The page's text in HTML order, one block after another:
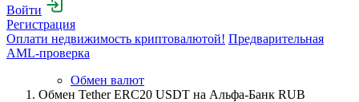
Войти
Регистрация
Оплати недвижимость криптовалютой! Предварительная
AML-проверка
Обмен валют
Обмен Tether ERC20 USDT на Альфа-Банк RUB